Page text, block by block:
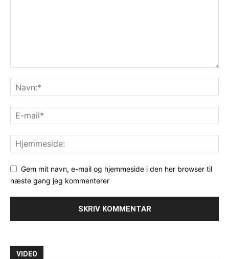
Gem mit navn, e-mail og hjemmeside i den her browser til
næste gang jeg kommenterer
VIDEO